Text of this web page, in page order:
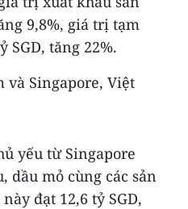
9,8%, giá trị tạm
tăng 22%.
và Singapore, Việt
yếu từ Singapore
dầu mỏ cùng các sản
đạt 12,6 tỷ SGD,